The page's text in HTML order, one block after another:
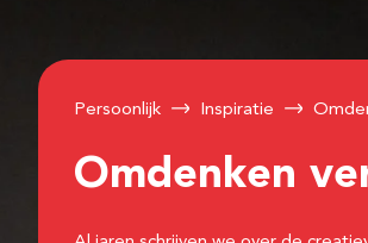
Persoonlijk Inspiratie
Omdenken